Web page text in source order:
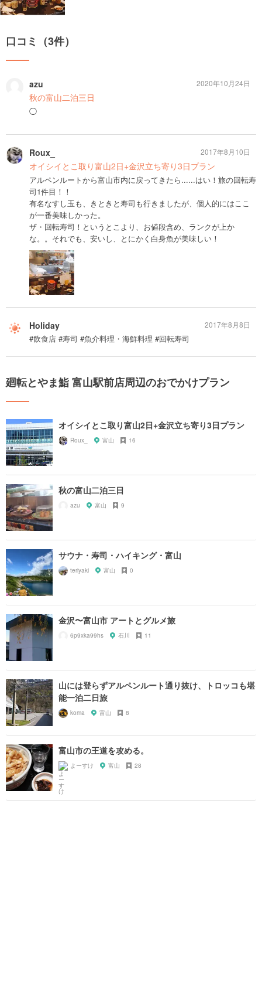
口コミ（3件）
azu
秋の富山二泊三日
◯
2020年10月24日
Roux_
オイシイとこ取り富山2日+金沢立ち寄り3日プラン
アルペンルートから富山市内に戻ってきたら......はい！旅の回転寿
司1件目！！
有名なすし玉も、きときと寿司も行きましたが、個人的にはここ
が一番美味しかった。
ザ・回転寿司！というとこより、お値段含め、ランクが上か
な。。それでも、安いし、とにかく白身魚が美味しい！
2017年8月10日
Holiday
#飲食店 #寿司 #魚介料理・海鮮料理 #回転寿司
2017年8月8日
廻転とやま鮨 富山駅前店周辺のおでかけプラン
オイシイとこ取り富山2日+金沢立ち寄り3日プラン
Roux_ 富山 16
秋の富山二泊三日
azu 富山 9
サウナ・寿司・ハイキング・富山
teriyaki 富山 0
金沢〜富山市 アートとグルメ旅
6p9xka99hs 石川 11
山には登らずアルペンルート通り抜け、トロッコも堪
能一泊二日旅
koma 富山 8
富山市の王道を攻める。
よーすけ 富山 28